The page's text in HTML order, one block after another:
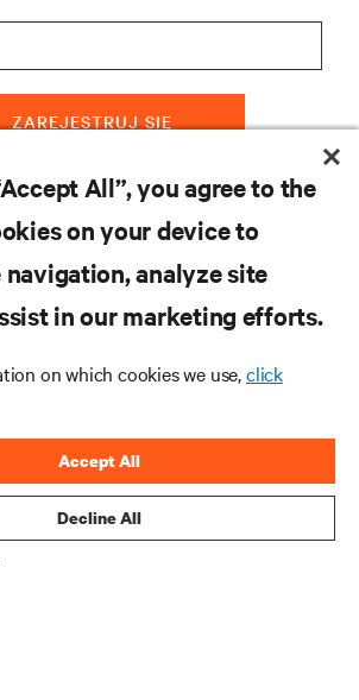
ZAREJESTRUJ SIĘ
All”, you agree to the
on your device to
navigation, analyze site
in our marketing efforts.
on which cookies we use,click
Decline All
Accept All